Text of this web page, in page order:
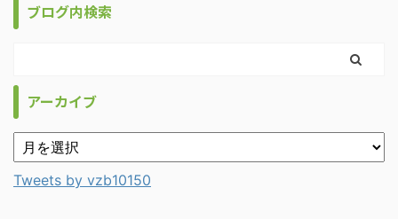
ブログ内検索
アーカイブ
Tweets by vzb10150